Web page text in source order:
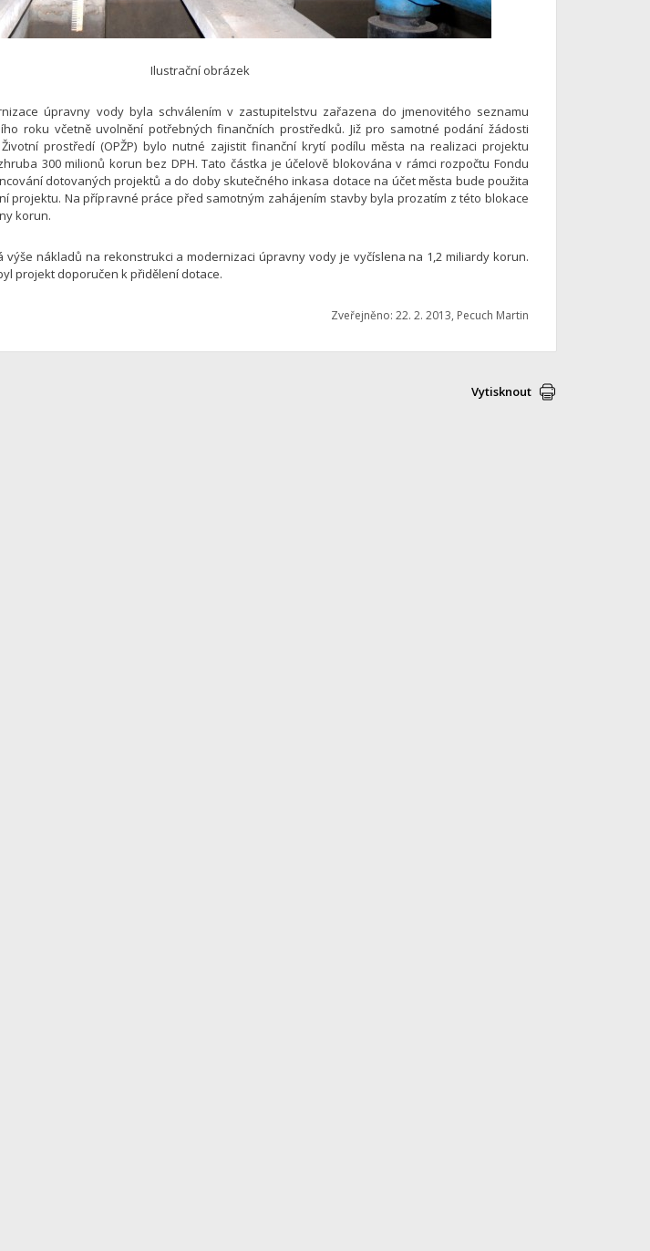
Ilustrační obrázek
úpravny vody byla schválením v zastupitelstvu zařazena do jmenovitého seznamu
roku včetně uvolnění potřebných finančních prostředků. Již pro samotné podání žádosti
prostředí (OPŽP) bylo nutné zajistit finanční krytí podílu města na realizaci projektu
300 milionů korun bez DPH. Tato částka je účelově blokována v rámci rozpočtu Fondu
dotovaných projektů a do doby skutečného inkasa dotace na účet města bude použita
projektu. Na přípravné práce před samotným zahájením stavby byla prozatím z této blokace
korun.
výše nákladů na rekonstrukci a modernizaci úpravny vody je vyčíslena na 1,2 miliardy korun.
projekt doporučen k přidělení dotace.
Zveřejněno: 22. 2. 2013, Pecuch Martin
Vytisknout